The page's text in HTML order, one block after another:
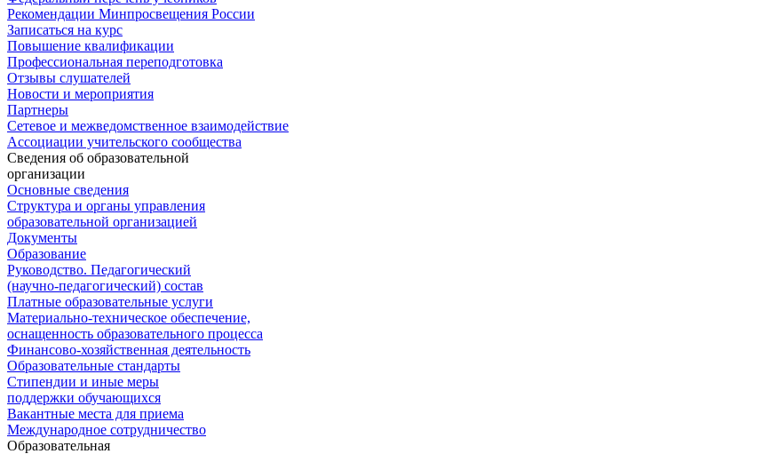
Рекомендации Минпросвещения России
Записаться на курс
Повышение квалификации
Профессиональная переподготовка
Отзывы слушателей
Новости и мероприятия
Партнеры
Сетевое и межведомственное взаимодействие
Ассоциации учительского сообщества
Сведения об образовательной
организации
Основные сведения
Структура и органы управления
образовательной организацией
Документы
Образование
Руководство. Педагогический
(научно-педагогический) состав
Платные образовательные услуги
Материально-техническое обеспечение,
оснащенность образовательного процесса
Финансово-хозяйственная деятельность
Образовательные стандарты
Стипендии и иные меры
поддержки обучающихся
Вакантные места для приема
Международное сотрудничество
Образовательная